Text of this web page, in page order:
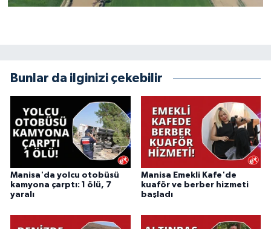
Bunlar da ilginizi çekebilir
Manisa'da yolcu otobüsü
kamyona çarptı: 1 ölü, 7
yaralı
Manisa Emekli Kafe'de
kuaför ve berber hizmeti
başladı